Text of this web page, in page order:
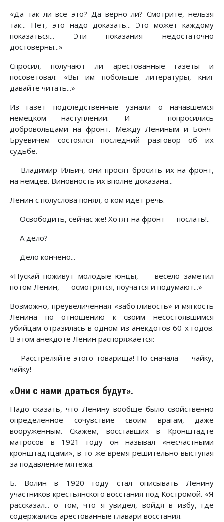
«Да так ли все это? Да верно ли? Смотрите, нельзя
так... Нет, это надо доказать... Это может каждому
показаться... Эти показания недостаточно
достоверны...»
Спросил, получают ли арестованные газеты и
посоветовал: «Вы им побольше литературы, книг
давайте читать...»
Из газет подследственные узнали о начавшемся
немецком наступлении. И — попросились
добровольцами на фронт. Между Лениным и Бонч-
Бруевичем состоялся последний разговор об их
судьбе.
— Владимир Ильич, они просят бросить их на фронт,
на немцев. Виновность их вполне доказана...
Ленин с полуслова понял, о ком идет речь.
— Освободить, сейчас же! Хотят на фронт — послать!..
— А дело?
— Дело кончено...
«Пускай поживут молодые юнцы, — весело заметил
потом Ленин, — осмотрятся, поучатся и подумают...»
Возможно, преувеличенная «заботливость» и мягкость
Ленина по отношению к своим несостоявшимся
убийцам отразилась в одном из анекдотов 60-х годов.
В этом анекдоте Ленин распоряжается:
— Расстреляйте этого товарища! Но сначала — чайку,
чайку!
«Они с нами драться будут».
Надо сказать, что Ленину вообще было свойственно
определенное сочувствие своим врагам, даже
вооруженным. Скажем, восставших в Кронштадте
матросов в 1921 году он называл «несчастными
кронштадтцами», в то же время решительно выступая
за подавление мятежа.
Б. Волин в 1920 году стал описывать Ленину
участников крестьянского восстания под Костромой. «Я
рассказал... о том, что я увидел, войдя в избу, где
содержались арестованные главари восстания.